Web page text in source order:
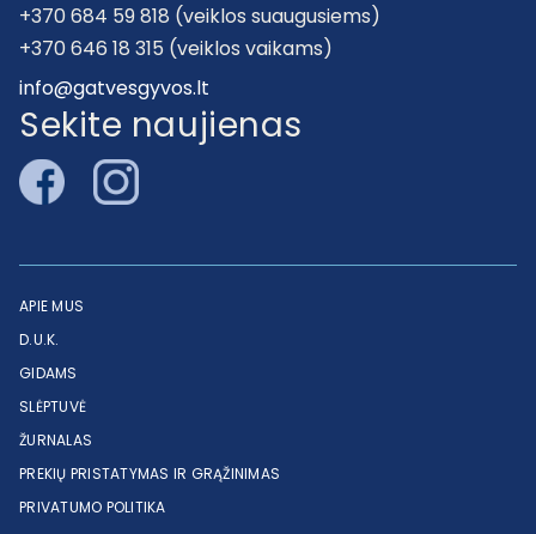
+370 684 59 818 (veiklos suaugusiems)
+370 646 18 315 (veiklos vaikams)
info@gatvesgyvos.lt
Sekite naujienas
APIE MUS
D.U.K.
GIDAMS
SLĖPTUVĖ
ŽURNALAS
PREKIŲ PRISTATYMAS IR GRĄŽINIMAS
PRIVATUMO POLITIKA